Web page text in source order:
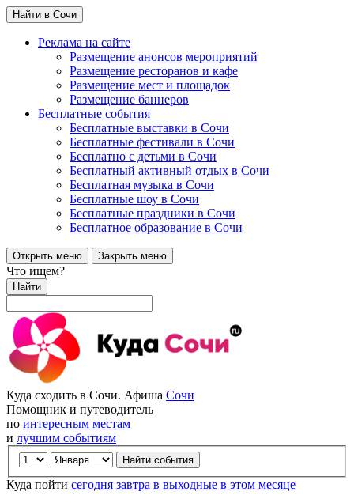
Найти в Сочи
Реклама на сайте
Размещение анонсов мероприятий
Размещение ресторанов и кафе
Размещение мест и площадок
Размещение баннеров
Бесплатные события
Бесплатные выставки в Сочи
Бесплатные фестивали в Сочи
Бесплатно с детьми в Сочи
Бесплатный активный отдых в Сочи
Бесплатная музыка в Сочи
Бесплатные шоу в Сочи
Бесплатные праздники в Сочи
Бесплатное образование в Сочи
Открыть меню Закрыть меню
Что ищем?
Найти
Куда сходить в Сочи. Афиша Сочи
Помощник и путеводитель
по интересным местам
и лучшим событиям
Куда пойти сегодня завтра в выходные в этом месяце